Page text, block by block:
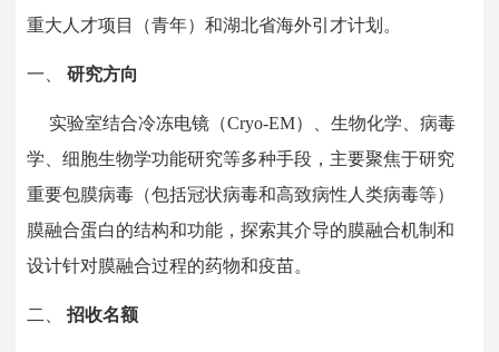
重大人才项目（青年）和湖北省海外引才计划。
一、研究方向
实验室结合冷冻电镜（Cryo-EM）、生物化学、病毒
学、细胞生物学功能研究等多种手段，主要聚焦于研究
重要包膜病毒（包括冠状病毒和高致病性人类病毒等）
膜融合蛋白的结构和功能，探索其介导的膜融合机制和
设计针对膜融合过程的药物和疫苗。
二、招收名额